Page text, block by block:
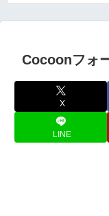
Cocoonフォ
X
LINE